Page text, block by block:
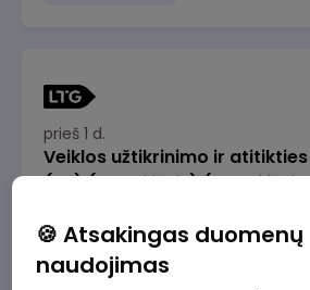
prieš 1 d.
Veiklos užtikrinimo ir
(-ė) (Radviliškis)
2610 - 3910 €/mėn.
🍪 Atsakingas duomenų
naudojimas